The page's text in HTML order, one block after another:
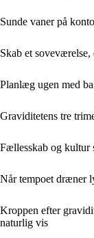
Sunde vaner på
Skab et
Planlæg ugen med
Graviditetens tre
Fællesskab og kultur
Når tempoet dræner
Kroppen efter
naturlig vis